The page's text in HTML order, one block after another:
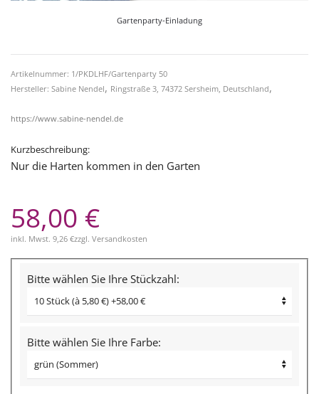
Gartenparty-Einladung
Artikelnummer: 1/PKDLHF/Gartenparty 50
Hersteller: Sabine Nendel, Ringstraße 3, 74372 Sersheim, Deutschland,
https://www.sabine-nendel.de
Kurzbeschreibung:
Nur die Harten kommen in den Garten
58,00 €
inkl. Mwst. 9,26 €zzgl. Versandkosten
Bitte wählen Sie Ihre Stückzahl:
Bitte wählen Sie Ihre Farbe: